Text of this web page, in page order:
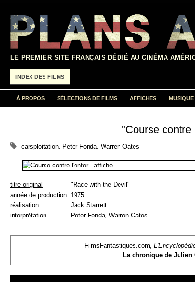
contenu
LE PREMIER SITE FRANÇAIS DÉDIÉ AU CINÉMA
INDEX DES FILMS
À PROPOS SÉLECTIONS DE FILMS AFFICHES MUSIQUE
"Course contre
carsploitation, Peter Fonda, Warren Oates
titre original
"Race with the Devil"
année de production 1975
réalisation
Jack Starrett
interprétation
Peter Fonda, Warren Oates
FilmsFantastiques.com,
La chronique de Julien